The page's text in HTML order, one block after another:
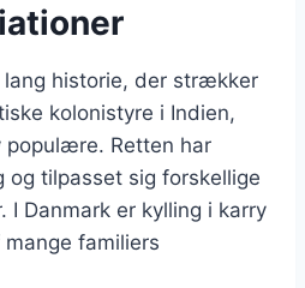
lang historie, der strækker
kolonistyre i Indien,
populære. Retten har
og tilpasset sig forskellige
I Danmark er kylling i karry
familiers